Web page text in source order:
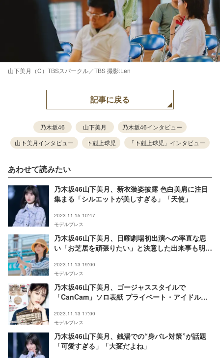
山下美月（C）TBSスパークル／TBS 撮影:Len
記事に戻る
乃木坂46 山下美月
乃木坂46インタビュー
山下美月インタビュー
下剋上球児 「下剋上球児」インタビュー
あわせて読みたい
乃木坂46山下美月、新衣装姿披露 色白美肩に注目
集まる「シルエットが美しすぎる」「天使」
2023.11.15 10:47
モデルプレス
乃木坂46山下美月、日曜劇場初出演への率直な思
い「お芝居を頑張りたい」と決意した出来事も明か
2023.11.13 19:00
モデルプレス
乃木坂46山下美月、ゴージャススタイルで
「CanCam」ソロ表紙 プライベート・アイドル・
2023.11.13 17:00
モデルプレス
乃木坂46山下美月、銭湯での“身バレ対策”が話題
「可愛すぎる」「大変だよね」